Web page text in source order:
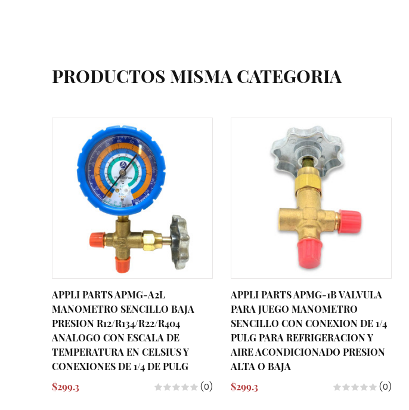
PRODUCTOS MISMA CATEGORIA
APPLI PARTS APMG-A2L
MANOMETRO SENCILLO BAJA
PRESION R12/R134/R22/R404
ANALOGO CON ESCALA DE
TEMPERATURA EN CELSIUS Y
CONEXIONES DE 1/4 DE PULG
$299.3
(0)
APPLI PARTS APMG-1B VALVULA
PARA JUEGO MANOMETRO
SENCILLO CON CONEXION DE 1/4
PULG PARA REFRIGERACION Y
AIRE ACONDICIONADO PRESION
ALTA O BAJA
$299.3
(0)